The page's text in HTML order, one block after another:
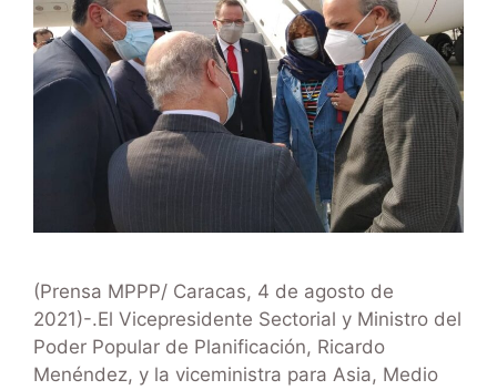
(Prensa MPPP/ Caracas, 4 de agosto de
2021)-.El Vicepresidente Sectorial y Ministro del
Poder Popular de Planificación, Ricardo
Menéndez, y la viceministra para Asia, Medio